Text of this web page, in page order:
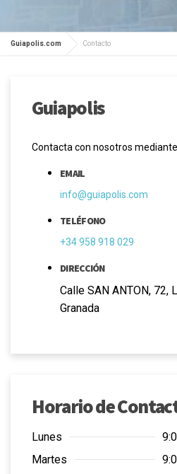
Guiapolis.com Contacto
Guiapolis
Contacta con nosotros
EMAIL
info@guiapolis.com
TELÉFONO
+34 958 918 029
DIRECCIÓN
Calle SAN ANTON, 72,
Granada
Horario de
Lunes
Martes